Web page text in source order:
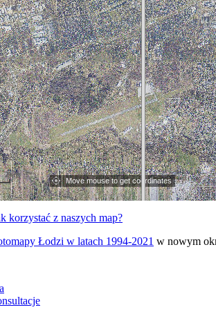
korzystać z naszych map?
Łodzi w latach 1994-2021 w nowym